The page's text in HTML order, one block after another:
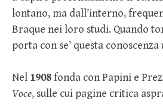
lontano, ma dall’interno,
Braque nei loro studi. Quando
porta con se’ questa conoscenza
Nel 1908fonda con Papini e
Voce, sulle cui pagine critica